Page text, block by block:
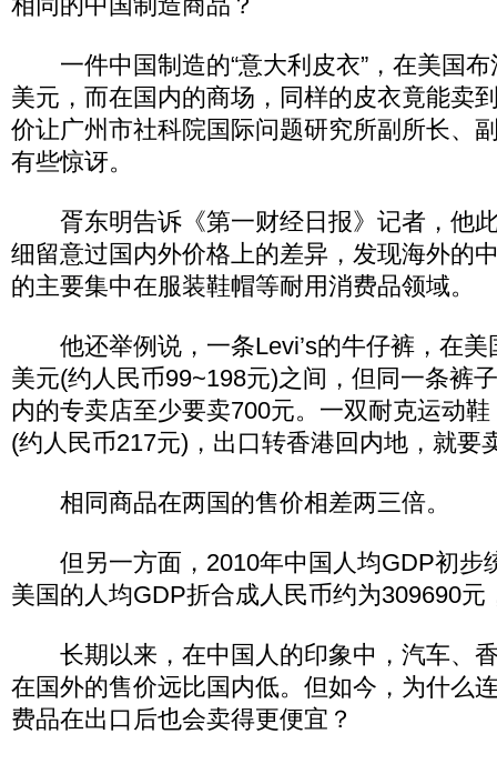
一件中国制造的“意大利皮衣”，在美国布
美元，而在国内的商场，同样的皮衣竟能卖
价让广州市社科院国际问题研究所副所长、
有些惊讶。
胥东明告诉《第一财经日报》记者，他
细留意过国内外价格上的差异，发现海外的
的主要集中在服装鞋帽等耐用消费品领域。
他还举例说，一条Levi’s的牛仔裤，在美
美元(约人民币99~198元)之间，但同一条裤
内的专卖店至少要卖700元。一双耐克运动
(约人民币217元)，出口转香港回内地，就要
相同商品在两国的售价相差两三倍。
但另一方面，2010年中国人均GDP初步
美国的人均GDP折合成人民币约为309690元
长期以来，在中国人的印象中，汽车、
在国外的售价远比国内低。但如今，为什么
费品在出口后也会卖得更便宜？